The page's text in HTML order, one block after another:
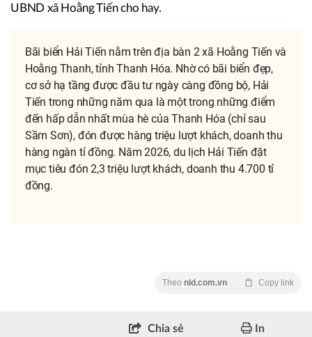
UBND xã Hoằng Tiến cho hay.
Bãi biển Hải Tiến nằm trên địa bàn 2 xã Hoằng Tiến và
Hoằng Thanh, tỉnh Thanh Hóa. Nhờ có bãi biển đẹp,
cơ sở hạ tầng được đầu tư ngày càng đồng bộ, Hải
Tiến trong những năm qua là một trong những điểm
đến hấp dẫn nhất mùa hè của Thanh Hóa (chỉ sau
Sầm Sơn), đón được hàng triệu lượt khách, doanh thu
hàng ngàn tỉ đồng. Năm 2026, du lịch Hải Tiến đặt
mục tiêu đón 2,3 triệu lượt khách, doanh thu 4.700 tỉ
đồng.
Theo nld.com.vn Copy link
Chia sẻ In